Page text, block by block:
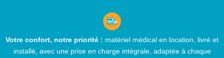
Votre confort, notre priorité : matériel médical en location, livré et
installé, avec une prise en charge intégrale, adaptée à chaque